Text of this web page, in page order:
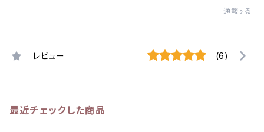
通報する
レビュー (6)
最近チェックした商品